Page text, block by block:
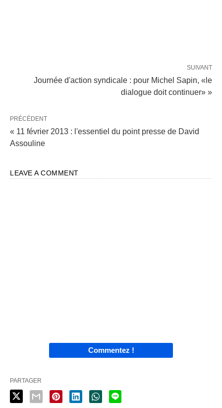
SUIVANT
Journée d'action syndicale : pour Michel Sapin, «le
dialogue doit continuer» »
PRÉCÉDENT
« 11 février 2013 : l'essentiel du point presse de David
Assouline
LEAVE A COMMENT
Commentez !
PARTAGER